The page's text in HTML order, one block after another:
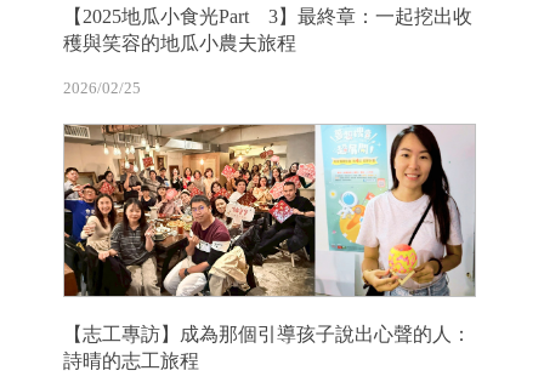
【2025地瓜小食光Part 3】最終章：一起挖出收
穫與笑容的地瓜小農夫旅程
2026/02/25
【志工專訪】成為那個引導孩子說出心聲的人：
詩晴的志工旅程